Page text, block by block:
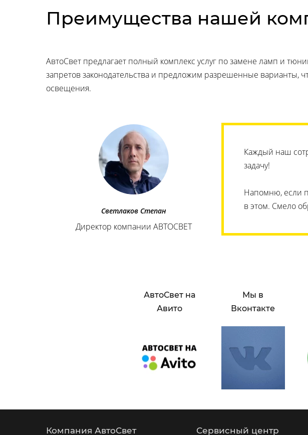
Преимущества нашей
АвтоСвет предлагает полный комплекс услуг по замене ламп и
запретов законодательства и предложим разрешенные
освещения.
Светлаков Степан
Директор компании АВТОСВЕТ
Каждый наш
задачу!
Напомню, если
в этом. Смело
АвтоСвет на
Авито
Мы в
Вконтакте
Компания АвтоСвет Сервисный центр